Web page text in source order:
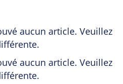
aucun article. Veuillez
aucun article. Veuillez